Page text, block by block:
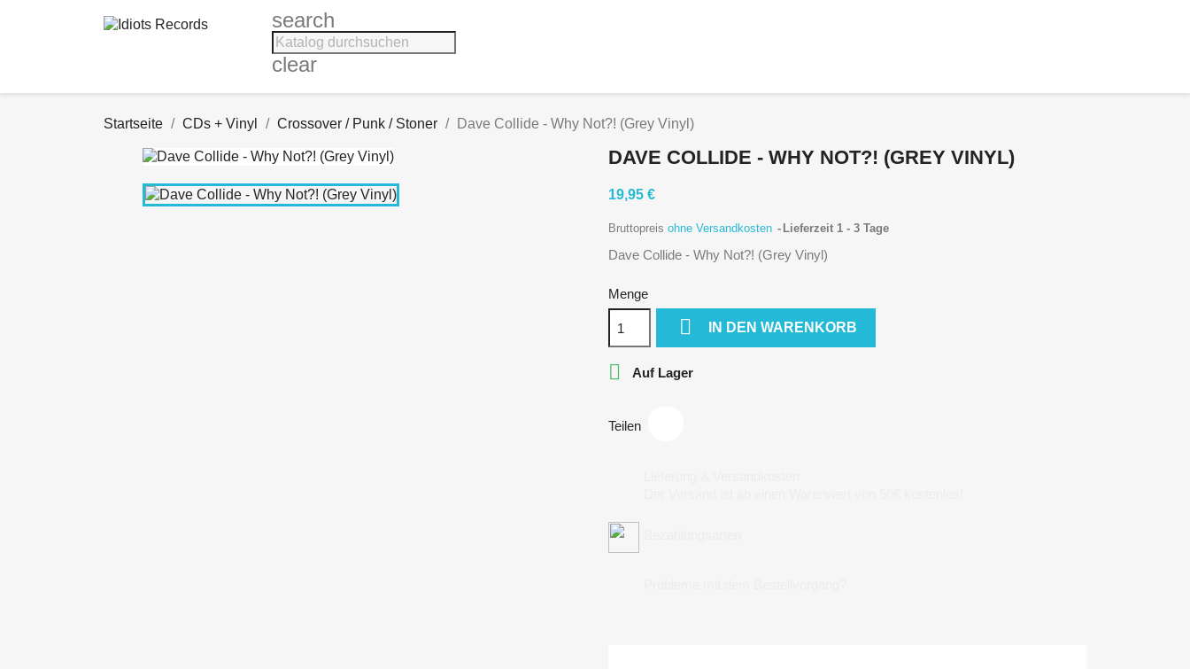
search
clear
Startseite CDs + Vinyl Crossover / Punk / Stoner Dave Collide - Why Not?! (Grey Vinyl)
DAVE COLLIDE - WHY NOT?! (GREY VINYL)
19,95 €
Bruttopreis ohne Versandkosten Lieferzeit 1 - 3 Tage
Dave Collide - Why Not?! (Grey Vinyl)
Menge
 IN DEN WARENKORB
 Auf Lager
Teilen